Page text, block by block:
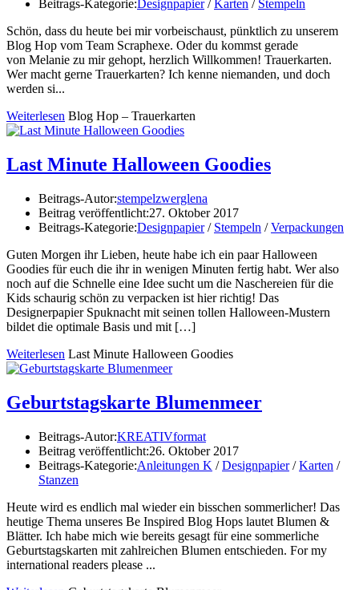
Beitrags-Kategorie:Designpapier / Karten / Stempeln
Schön, dass du heute bei mir vorbeischaust, pünktlich zu unserem
Blog Hop vom Team Scraphexe. Oder du kommst gerade
von Melanie zu mir gehopt, herzlich Willkommen! Trauerkarten.
Wer macht gerne Trauerkarten? Ich kenne niemanden, und doch
werden si...
Weiterlesen Blog Hop – Trauerkarten
Last Minute Halloween Goodies
Beitrags-Autor:stempelzwerglena
Beitrag veröffentlicht:27. Oktober 2017
Beitrags-Kategorie:Designpapier / Stempeln / Verpackungen
Guten Morgen ihr Lieben, heute habe ich ein paar Halloween
Goodies für euch die ihr in wenigen Minuten fertig habt. Wer also
noch auf die Schnelle eine Idee sucht um die Naschereien für die
Kids schaurig schön zu verpacken ist hier richtig! Das
Designerpapier Spuknacht mit seinen tollen Halloween-Mustern
bildet die optimale Basis und mit […]
Weiterlesen Last Minute Halloween Goodies
Geburtstagskarte Blumenmeer
Beitrags-Autor:KREATIVformat
Beitrag veröffentlicht:26. Oktober 2017
Beitrags-Kategorie:Anleitungen K / Designpapier / Karten /
Stanzen
Heute wird es endlich mal wieder ein bisschen sommerlicher! Das
heutige Thema unseres Be Inspired Blog Hops lautet Blumen &
Blätter. Ich habe mich wie bereits gesagt für eine sommerliche
Geburtstagskarten mit zahlreichen Blumen entschieden. For my
international readers please ...